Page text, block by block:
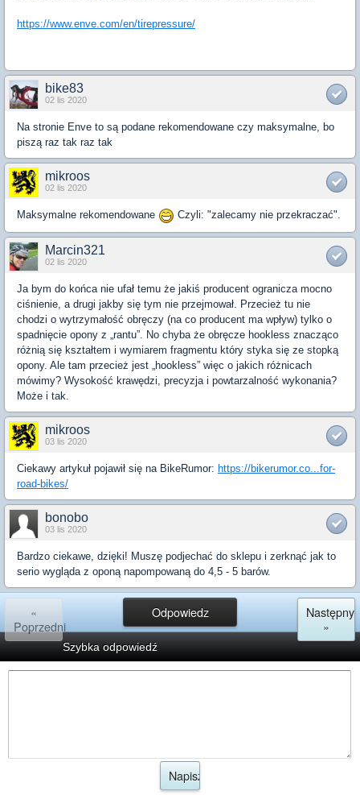
https://www.enve.com/en/tirepressure/
bike83
02 lis 2020
Na stronie Enve to są podane rekomendowane czy maksymalne, bo
piszą raz tak raz tak
mikroos
02 lis 2020
Maksymalne rekomendowane Czyli: "zalecamy nie przekraczać".
Marcin321
02 lis 2020
Ja bym do końca nie ufał temu że jakiś producent ogranicza mocno
ciśnienie, a drugi jakby się tym nie przejmował. Przecież tu nie
chodzi o wytrzymałość obręczy (na co producent ma wpływ) tylko o
spadnięcie opony z „rantu”. No chyba że obręcze hookless znacząco
różnią się kształtem i wymiarem fragmentu który styka się ze stopką
opony. Ale tam przecież jest „hookless” więc o jakich różnicach
mówimy? Wysokość krawędzi, precyzja i powtarzalność wykonania?
Może i tak.
mikroos
03 lis 2020
Ciekawy artykuł pojawił się na BikeRumor: https://bikerumor.co...for-
road-bikes/
bonobo
03 lis 2020
Bardzo ciekawe, dzięki! Muszę podjechać do sklepu i zerknąć jak to
serio wygląda z oponą napompowaną do 4,5 - 5 barów.
Odpowiedz
«
Poprzedni
Następny
»
Szybka odpowiedź